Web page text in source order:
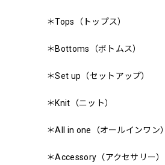
＊Tops（トップス）
＊Bottoms（ボトムス）
＊Set up（セットアップ）
＊Knit（ニット）
＊All in one（オールインワン）
＊Accessory（アクセサリー）